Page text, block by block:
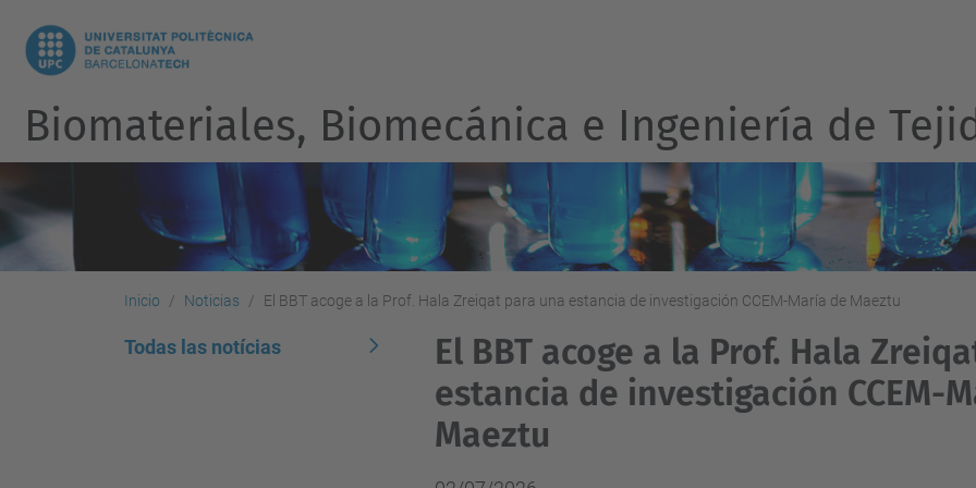
Biomateriales, Biomecánica e Ingeniería de
Inicio Noticias El BBT acoge a la Prof. Hala Zreiqat para una estancia de investigación CCEM-María de Maeztu
El BBT acoge a la Prof. Hala
estancia de investigación CCEM-
Maeztu
Todas las notícias